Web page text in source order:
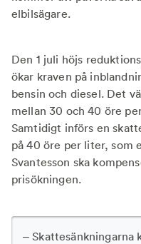
elbilsägare.
Den 1 juli höjs
ökar kraven på
bensin och diesel. Det
mellan 30 och 40 öre
Samtidigt införs en
på 40 öre per liter, som
Svantesson ska
prisökningen.
– Skattesänkningarna